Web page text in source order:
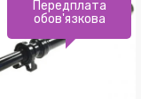
Передплата
обов'язкова